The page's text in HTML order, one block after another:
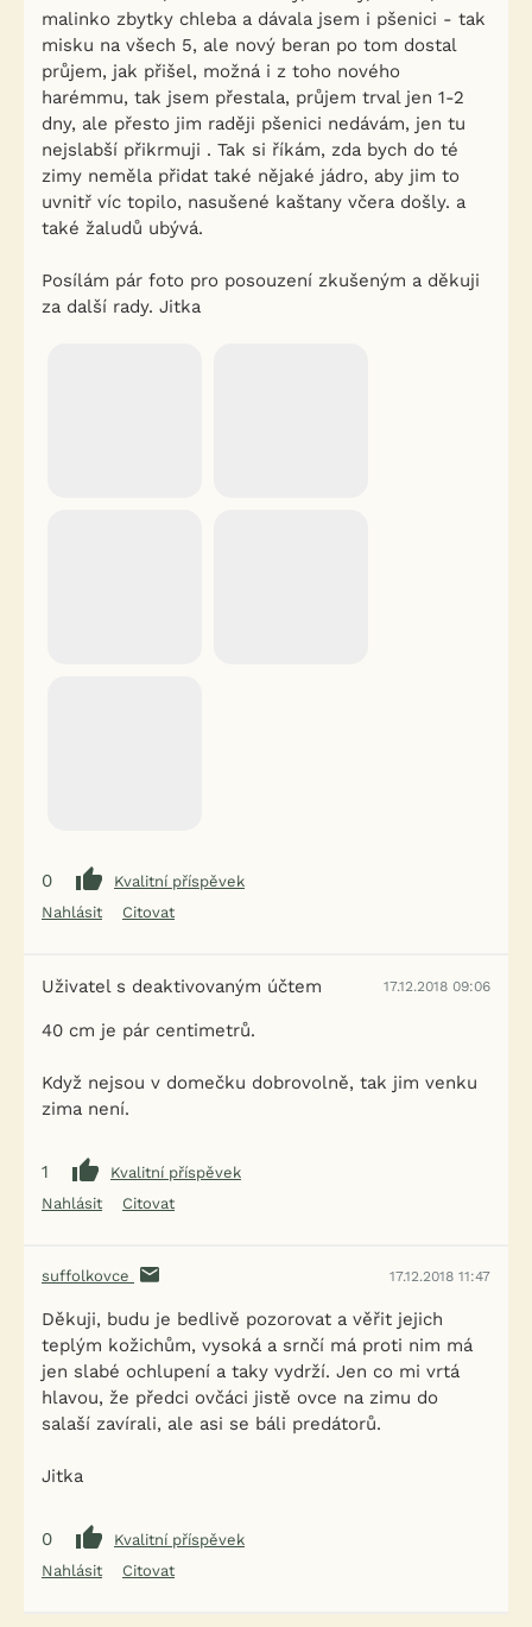
malinko zbytky chleba a dávala jsem i pšenici - tak
misku na všech 5, ale nový beran po tom dostal
průjem, jak přišel, možná i z toho nového
harémmu, tak jsem přestala, průjem trval jen 1-2
dny, ale přesto jim raději pšenici nedávám, jen tu
nejslabší přikrmuji . Tak si říkám, zda bych do té
zimy neměla přidat také nějaké jádro, aby jim to
uvnitř víc topilo, nasušené kaštany včera došly. a
také žaludů ubývá.
Posílám pár foto pro posouzení zkušeným a děkuji
za další rady. Jitka
0
Kvalitní příspěvek
Nahlásit
Citovat
Uživatel s deaktivovaným účtem 17.12.2018 09:06
40 cm je pár centimetrů.
Když nejsou v domečku dobrovolně, tak jim venku
zima není.
1
Kvalitní příspěvek
Nahlásit
Citovat
suffolkovce 17.12.2018 11:47
Děkuji, budu je bedlivě pozorovat a věřit jejich
teplým kožichům, vysoká a srnčí má proti nim má
jen slabé ochlupení a taky vydrží. Jen co mi vrtá
hlavou, že předci ovčáci jistě ovce na zimu do
salaší zavírali, ale asi se báli predátorů.
Jitka
0
Kvalitní příspěvek
Nahlásit
Citovat